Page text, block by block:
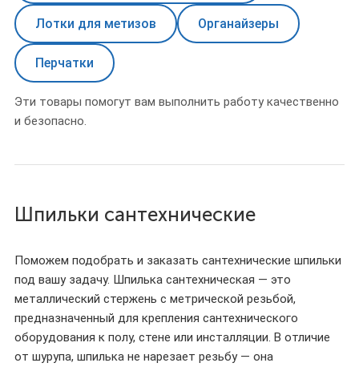
Лотки для метизов Органайзеры
Перчатки
Эти товары помогут вам выполнить работу качественно
и безопасно.
Шпильки сантехнические
Поможем подобрать и заказать сантехнические шпильки
под вашу задачу. Шпилька сантехническая — это
металлический стержень с метрической резьбой,
предназначенный для крепления сантехнического
оборудования к полу, стене или инсталляции. В отличие
от шурупа, шпилька не нарезает резьбу — она